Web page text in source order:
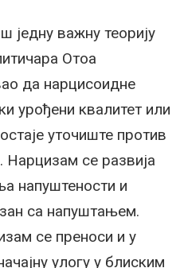
једну важну теорију
Отоа
да нарцисоидне
урођени квалитет или
уточиште против
се развија
напуштености и
са напуштањем.
се преноси и у
улогу у блиским